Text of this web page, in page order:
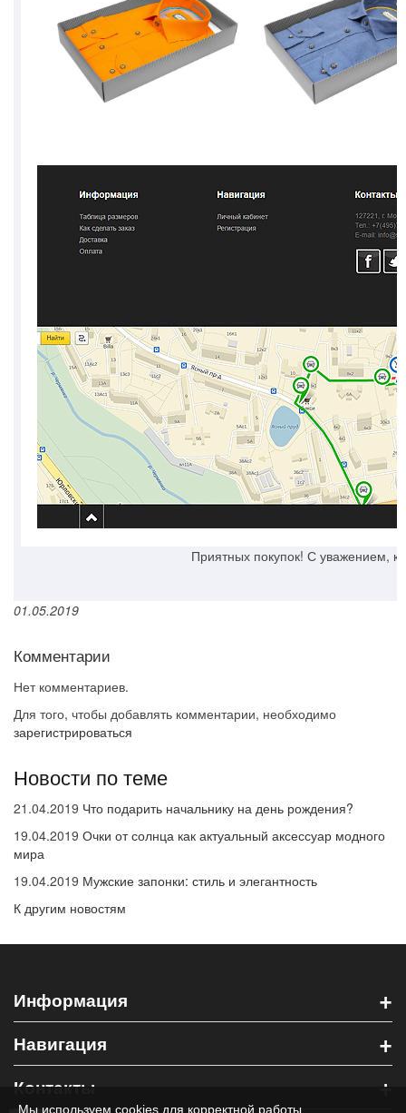
Приятных покупок! С уважением,
01.05.2019
Комментарии
Нет комментариев.
Для того, чтобы добавлять комментарии, необходимо
зарегистрироваться
Новости по теме
21.04.2019 Что подарить начальнику на день рождения?
19.04.2019 Очки от солнца как актуальный аксессуар модного
мира
19.04.2019 Мужские запонки: стиль и элегантность
К другим новостям
Информация +
Навигация +
Контакты +
Мы используем cookies для корректной работы